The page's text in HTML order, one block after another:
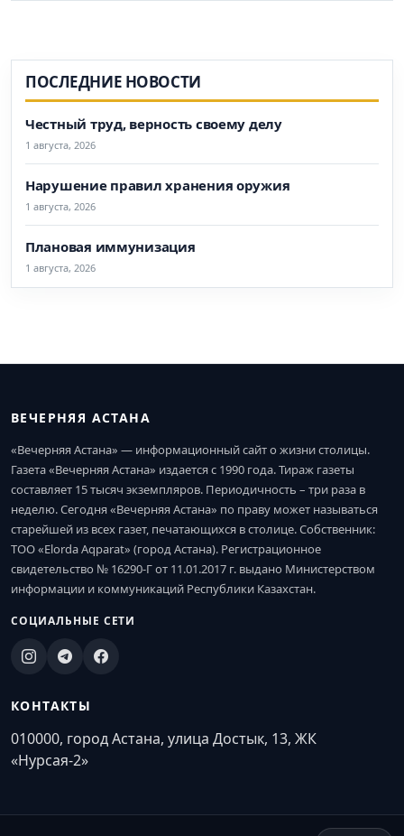
ПОСЛЕДНИЕ НОВОСТИ
Честный труд, верность своему делу
1 августа, 2026
Нарушение правил хранения оружия
1 августа, 2026
Плановая иммунизация
1 августа, 2026
ВЕЧЕРНЯЯ АСТАНА
«Вечерняя Астана» — информационный сайт о жизни столицы.
Газета «Вечерняя Астана» издается с 1990 года. Тираж газеты
составляет 15 тысяч экземпляров. Периодичность – три раза в
неделю. Сегодня «Вечерняя Астана» по праву может называться
старейшей из всех газет, печатающихся в столице. Собственник:
ТОО «Elorda Aqparat» (город Астана). Регистрационное
свидетельство № 16290-Г от 11.01.2017 г. выдано Министерством
информации и коммуникаций Республики Казахстан.
СОЦИАЛЬНЫЕ СЕТИ
КОНТАКТЫ
010000, город Астана, улица Достык, 13, ЖК
«Нурсая-2»